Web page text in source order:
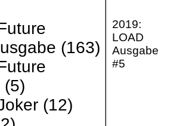
(163)
(5)
(12)
2019:
LOAD
Ausgabe
#5